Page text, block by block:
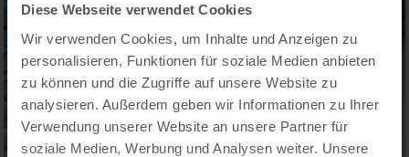
Diese Webseite verwendet Cookies
Wir verwenden Cookies, um Inhalte und Anzeigen zu
personalisieren, Funktionen für soziale Medien anbieten
zu können und die Zugriffe auf unsere Website zu
analysieren. Außerdem geben wir Informationen zu Ihrer
Verwendung unserer Website an unsere Partner für
soziale Medien, Werbung und Analysen weiter. Unsere